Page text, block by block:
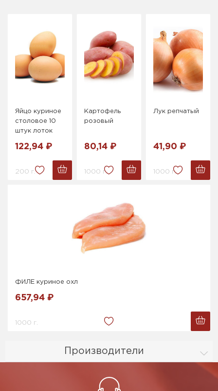
Производители
Яйцо куриное
столовое 10
штук лоток
122,94 ₽
200 г.
Картофель
розовый
80,14 ₽
1000 г.
Лук репчатый
41,90 ₽
1000 г.
ФИЛЕ куриное охл
657,94 ₽
1000 г.